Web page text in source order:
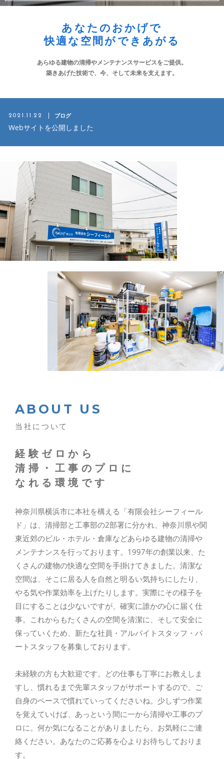
あなたのおかげで
快適な空間ができあがる
あらゆる建物の清掃やメンテナンスサービスをご提供。
築きあげた技術で、今、そして未来を支えます。
2021.11.22 ブログ
Webサイトを公開しました
ABOUT US
当社について
経験ゼロから
清掃・工事のプロに
なれる環境です
神奈川県横浜市に本社を構える「有限会社シーフィール
ド」は、清掃部と工事部の2部署に分かれ、神奈川県や関
東近郊のビル・ホテル・倉庫などあらゆる建物の清掃や
メンテナンスを行っております。1997年の創業以来、た
くさんの建物の快適な空間を手掛けてきました。清潔な
空間は、そこに居る人を自然と明るい気持ちにしたり、
やる気や作業効率を上げたりします。実際にその様子を
目にすることは少ないですが、確実に誰かの心に届く仕
事。これからもたくさんの空間を清潔に、そして安全に
保っていくため、新たな社員・アルバイトスタッフ・パ
ートスタッフを募集しております。
未経験の方も大歓迎です。どの仕事も丁寧にお教えしま
すし、慣れるまで先輩スタッフがサポートするので、ご
自身のペースで慣れていってくださいね。少しずつ作業
を覚えていけば、あっという間に一から清掃や工事のプ
ロに。何か気になることがありましたら、お気軽にご連
絡ください。あなたのご応募を心よりお待ちしておりま
す。